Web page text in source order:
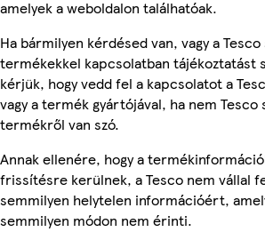
amelyek a weboldalon találhatóak.
Ha bármilyen kérdésed van, vagy a
termékekkel kapcsolatban tájékoztatást
kérjük, hogy vedd fel a kapcsolatot a
vagy a termék gyártójával, ha nem Tesco
termékről van szó.
Annak ellenére, hogy a
frissítésre kerülnek, a Tesco nem vállal
semmilyen helytelen információért,
semmilyen módon nem érinti.